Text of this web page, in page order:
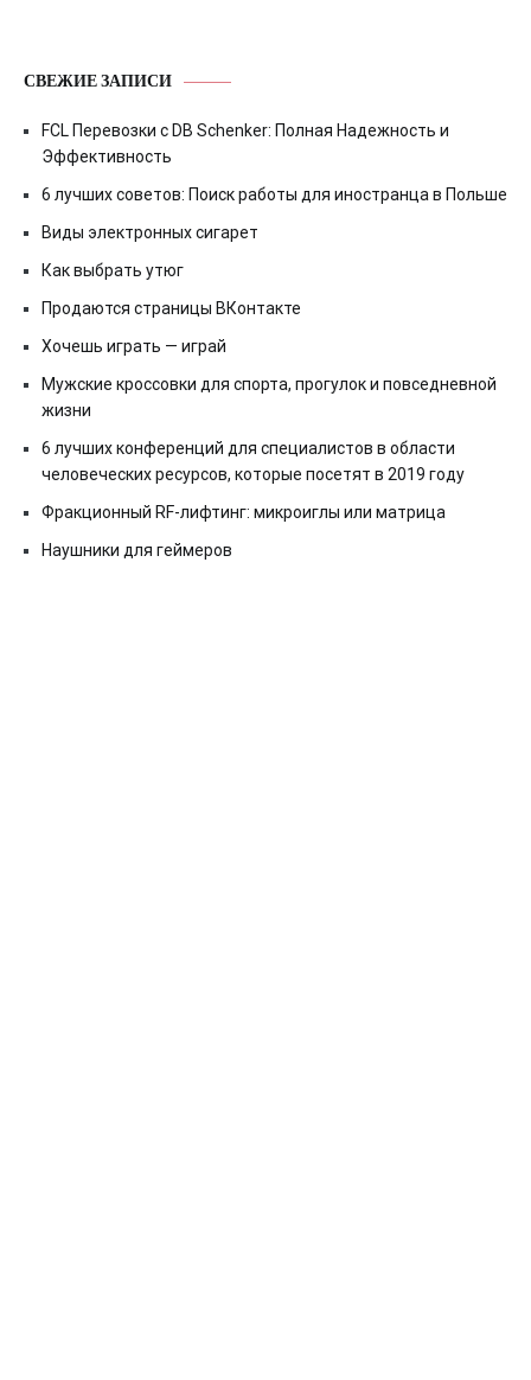
СВЕЖИЕ ЗАПИСИ
FCL Перевозки с DB Schenker: Полная Надежность и
Эффективность
6 лучших советов: Поиск работы для иностранца в Польше
Виды электронных сигарет
Как выбрать утюг
Продаются страницы ВКонтакте
Хочешь играть — играй
Мужские кроссовки для спорта, прогулок и повседневной
жизни
6 лучших конференций для специалистов в области
человеческих ресурсов, которые посетят в 2019 году
Фракционный RF-лифтинг: микроиглы или матрица
Наушники для геймеров